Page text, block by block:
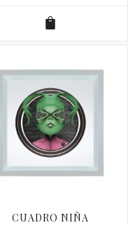
CUADRO NIÑA